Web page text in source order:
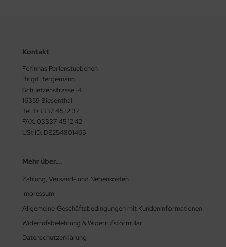
Kontakt
Fofinhas Perlenstuebchen
Birgit Bergemann
Schuetzenstrasse 14
16359 Biesenthal
Tel.:03337 45 12 37
FAX: 03337 45 12 42
USt.ID: DE254801465
Mehr über...
Zahlung, Versand- und Nebenkosten
Impressum
Allgemeine Geschäftsbedingungen mit Kundeninformationen
Widerrufsbelehrung & Widerrufsformular
Datenschutzerklärung